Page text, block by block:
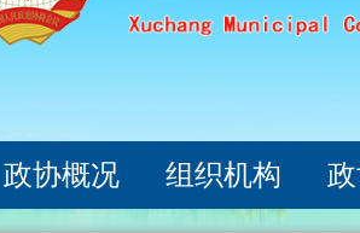
政协概况 组织机构